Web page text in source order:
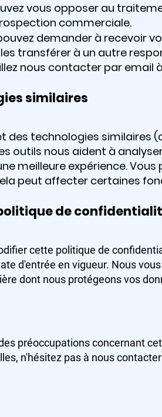
vous opposer au
commerciale.
demander à recevoir
transférer à un autre
nous contacter par email
similaires
des technologies similaires
outils nous aident à
meilleure expérience.
peut affecter certaines
de
cette politique de
d'entrée en vigueur. Nous
dont nous protégeons vos
préoccupations concernant
n'hésitez pas à nous